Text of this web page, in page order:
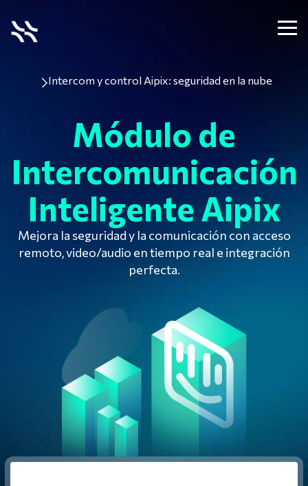
Intercom y control Aipix: seguridad en la nube
Módulo de
Intercomunicación
Inteligente Aipix
Mejora la seguridad y la comunicación con acceso
remoto, video/audio en tiempo real e integración
perfecta.